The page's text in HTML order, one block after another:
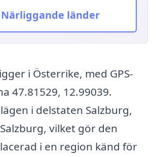
länder
i Österrike, med GPS-
47.81529, 12.99039.
i delstaten Salzburg,
vilket gör den
i en region känd för